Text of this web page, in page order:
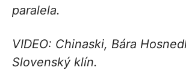
paralela.
VIDEO: Chinaski, Bára
Slovenský klín.